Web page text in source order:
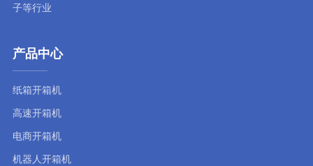
子等行业
产品中心
纸箱开箱机
高速开箱机
电商开箱机
机器人开箱机